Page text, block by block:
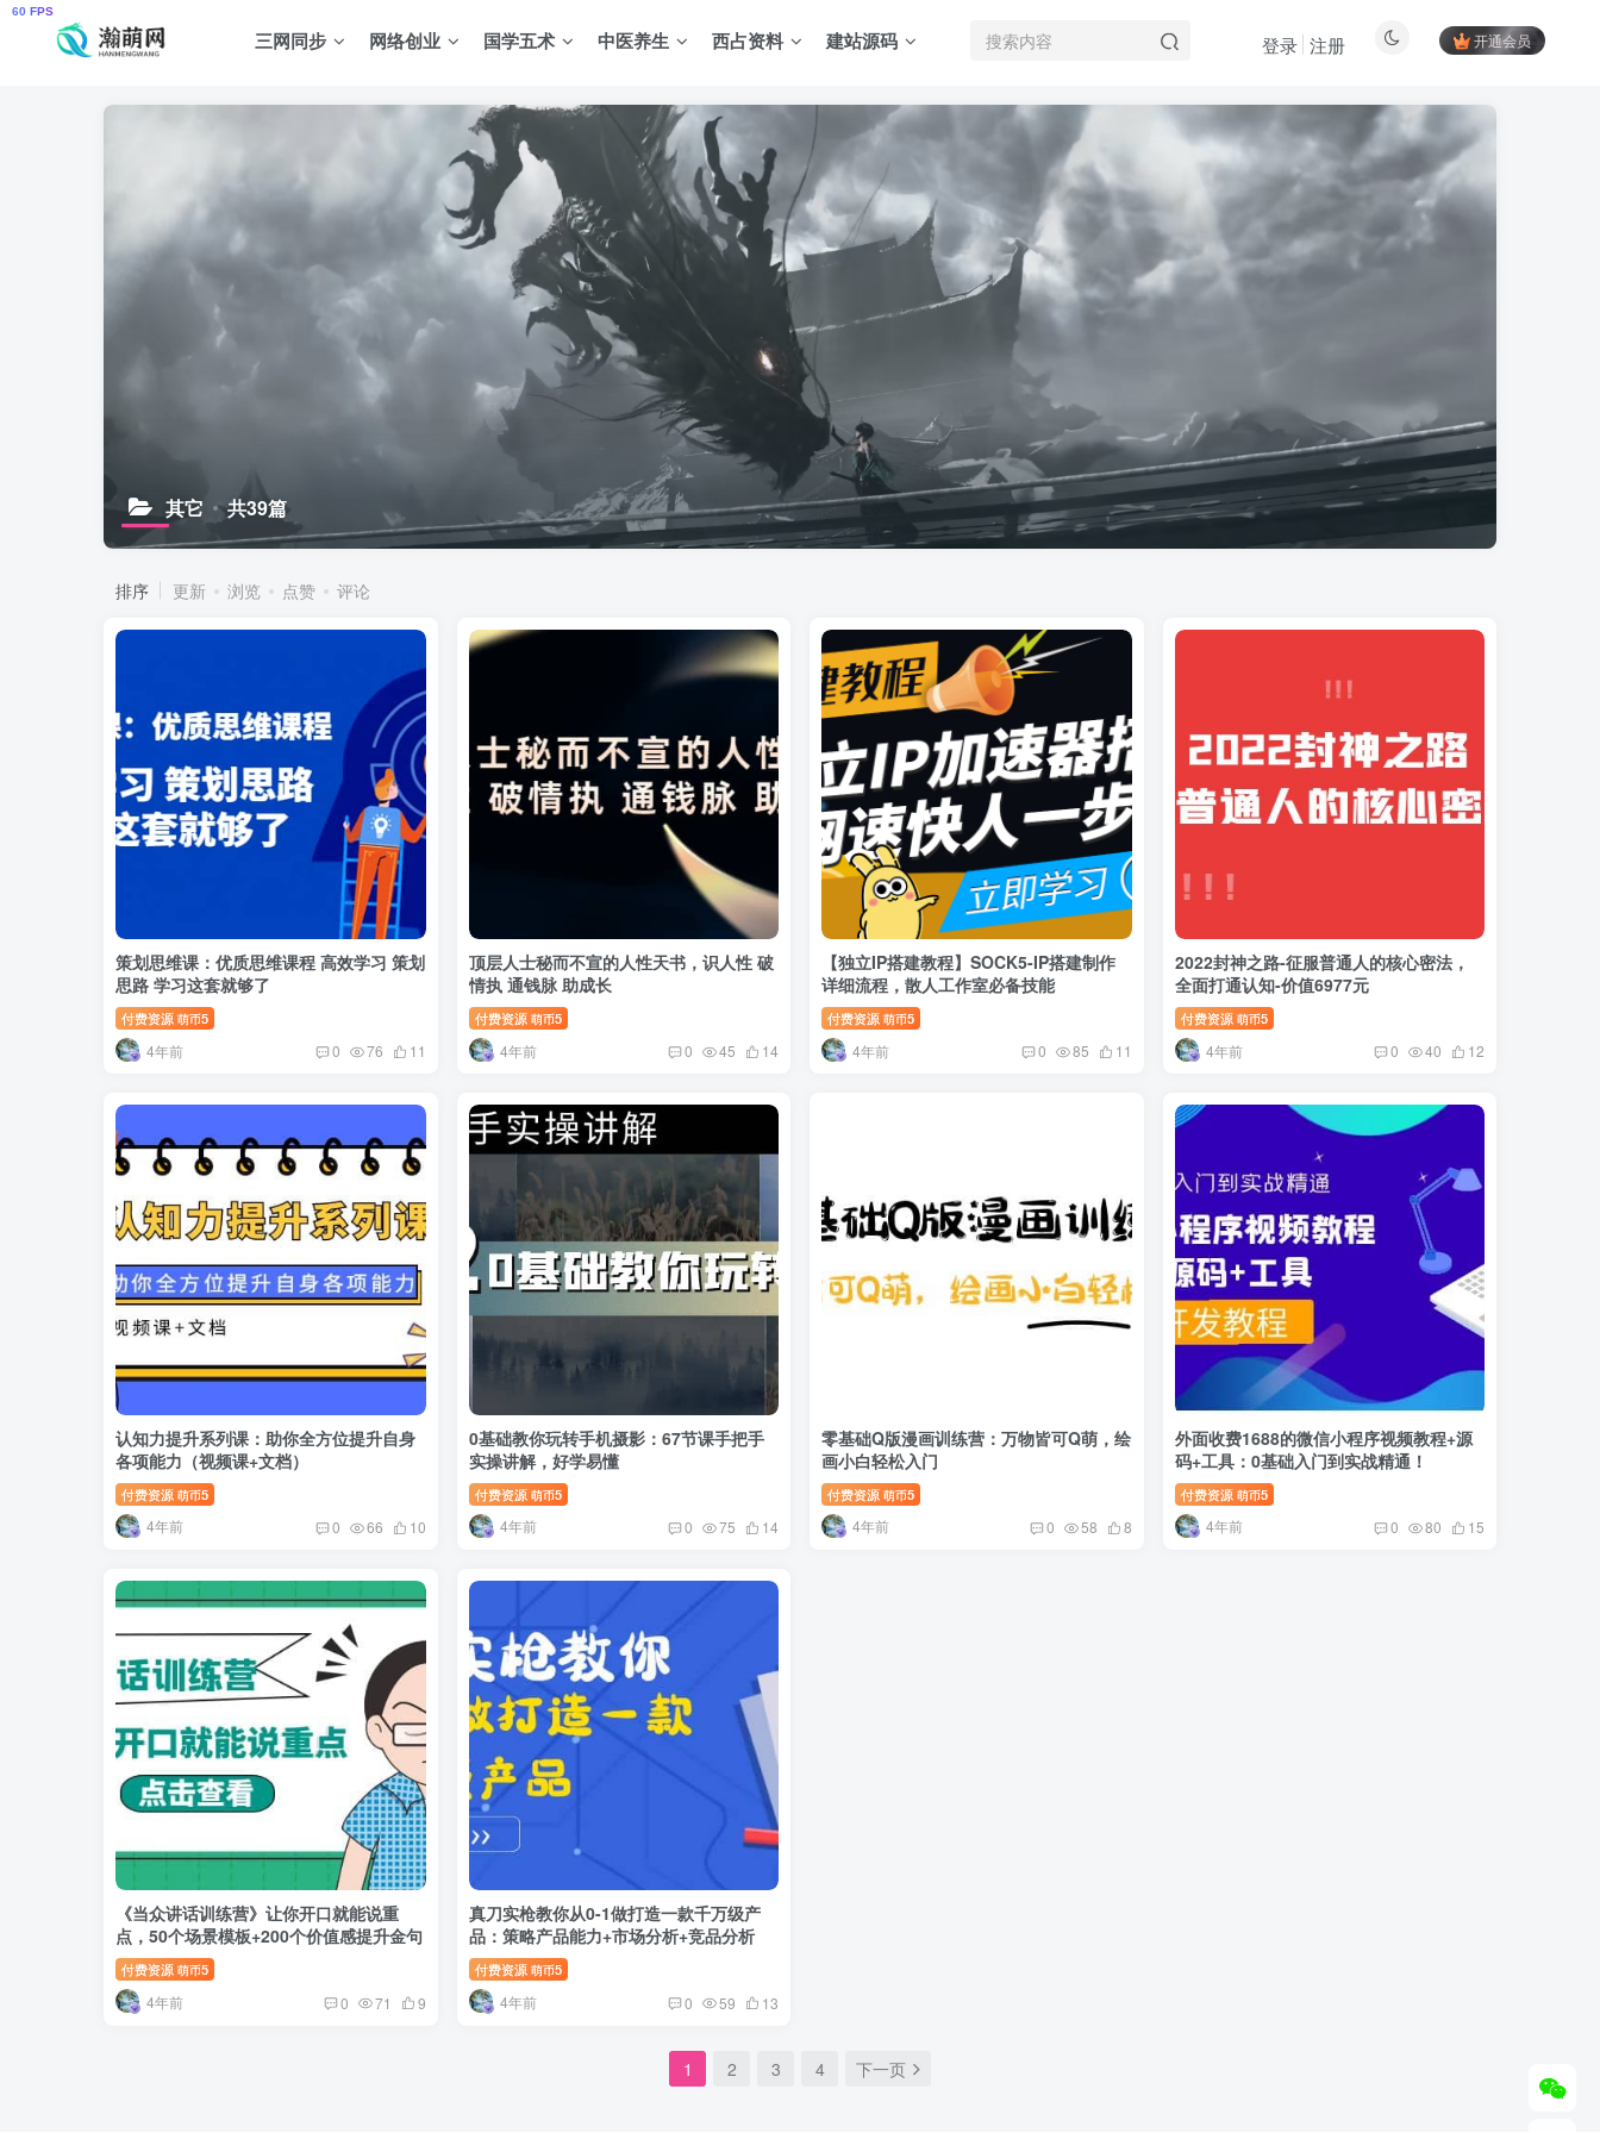
三网同步 网络创业 国学五术 中医养生 西占资料 建站源码 开通会员
登录 注册
其它 共39篇
排序 更新 浏览 点赞 评论
策划思维课：优质思维课程 高效学习 策划
思路 学习这套就够了
付费资源 萌币5
4年前 0 76 11
顶层人士秘而不宣的人性天书，识人性 破
情执 通钱脉 助成长
付费资源 萌币5
4年前 0 45 14
【独立IP搭建教程】SOCK5-IP搭建制作
详细流程，散人工作室必备技能
付费资源 萌币5
4年前 0 85 11
2022封神之路-征服普通人的核心密法，
全面打通认知-价值6977元
付费资源 萌币5
4年前 0 40 12
认知力提升系列课：助你全方位提升自身
各项能力（视频课+文档）
付费资源 萌币5
4年前 0 66 10
0基础教你玩转手机摄影：67节课手把手
实操讲解，好学易懂
付费资源 萌币5
4年前 0 75 14
零基础Q版漫画训练营：万物皆可Q萌，绘
画小白轻松入门
付费资源 萌币5
4年前 0 58 8
外面收费1688的微信小程序视频教程+源
码+工具：0基础入门到实战精通！
付费资源 萌币5
4年前 0 80 15
《当众讲话训练营》让你开口就能说重
点，50个场景模板+200个价值感提升金句
付费资源 萌币5
4年前 0 71 9
真刀实枪教你从0-1做打造一款千万级产
品：策略产品能力+市场分析+竞品分析
付费资源 萌币5
4年前 0 59 13
1 2 3 4 下一页